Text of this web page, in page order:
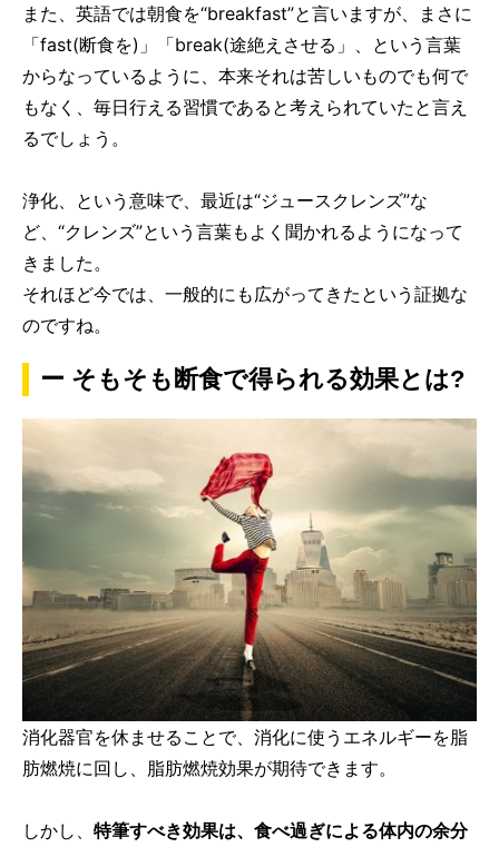
また、英語では朝食を“breakfast”と言いますが、まさに
「fast(断食を)」「break(途絶えさせる」、という言葉
からなっているように、本来それは苦しいものでも何で
もなく、毎日行える習慣であると考えられていたと言え
るでしょう。
浄化、という意味で、最近は“ジュースクレンズ”な
ど、“クレンズ”という言葉もよく聞かれるようになって
きました。
それほど今では、一般的にも広がってきたという証拠な
のですね。
ー そもそも断食で得られる効果とは?
消化器官を休ませることで、消化に使うエネルギーを脂
肪燃焼に回し、脂肪燃焼効果が期待できます。
しかし、 特筆すべき効果は、食べ過ぎによる体内の余分